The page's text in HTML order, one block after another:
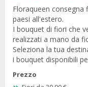
Floraqueen consegna
paesi all'estero.
I bouquet di fiori che
realizzati a mano da
Seleziona la tua
i bouquet disponibili
Prezzo